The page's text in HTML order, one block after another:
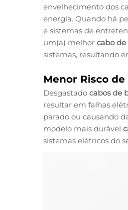
envelhecimento dos
energia. Quando há
e sistemas de
um(a) melhor cabo
sistemas, resultando
Menor Risco
Desgastado cabos de
resultar em falhas
parado ou causando
modelo mais durável
sistemas elétricos do